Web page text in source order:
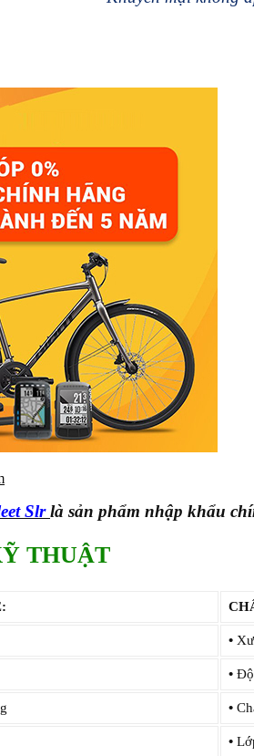
Slr là sản phẩm nhập khẩu
THUẬT
•
•Độ
•
•